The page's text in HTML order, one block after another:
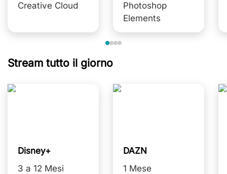
Creative Cloud
Photoshop
Elements
Stream tutto il giorno
Disney+
3 a 12 Mesi
DAZN
1 Mese